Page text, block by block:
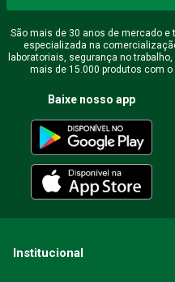
São mais de 30 anos de mercado e
especializada na
laboratoriais, segurança no
mais de 15.000 produtos com
Baixe nosso app
Institucional